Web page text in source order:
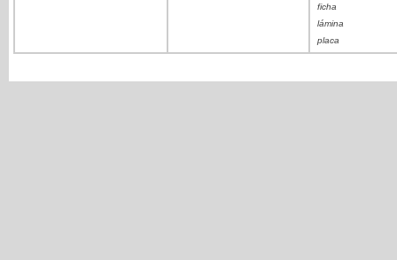
ficha
lámina
placa